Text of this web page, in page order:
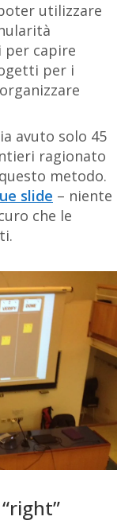
utilizzare
per capire
per i
avuto solo 45
ragionato
metodo.
slide – niente
che le